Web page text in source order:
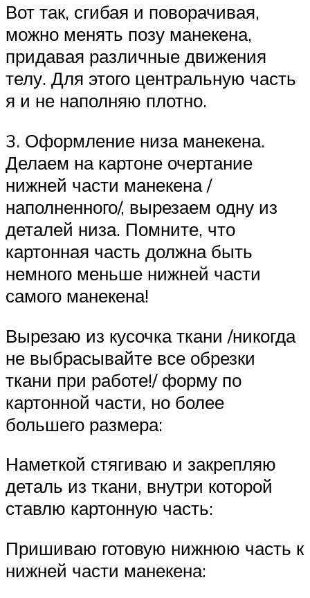
Вот так, сгибая и поворачивая,
можно менять позу манекена,
придавая различные движения
телу. Для этого центральную часть
я и не наполняю плотно.
3. Оформление низа манекена.
Делаем на картоне очертание
нижней части манекена /
наполненного/, вырезаем одну из
деталей низа. Помните, что
картонная часть должна быть
немного меньше нижней части
самого манекена!
Вырезаю из кусочка ткани /никогда
не выбрасывайте все обрезки
ткани при работе!/ форму по
картонной части, но более
большего размера:
Наметкой стягиваю и закрепляю
деталь из ткани, внутри которой
ставлю картонную часть:
Пришиваю готовую нижнюю часть к
нижней части манекена: